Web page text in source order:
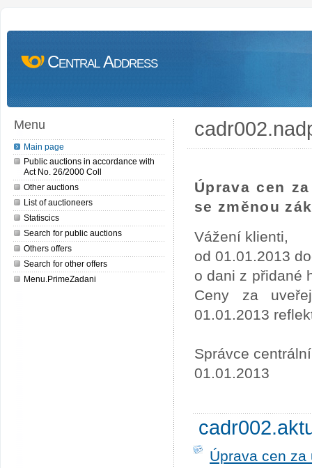
Central Address
Menu
Main page
Public auctions in accordance with
Act No. 26/2000 Coll
Other auctions
List of auctioneers
Statiscics
Search for public auctions
Others offers
Search for other offers
Menu.PrimeZadani
Úprava cen
se změnou
Vážení klienti,
od 01.01.2013
o dani z přidané
Ceny za
01.01.2013
Správce
01.01.2013
Úprava cen